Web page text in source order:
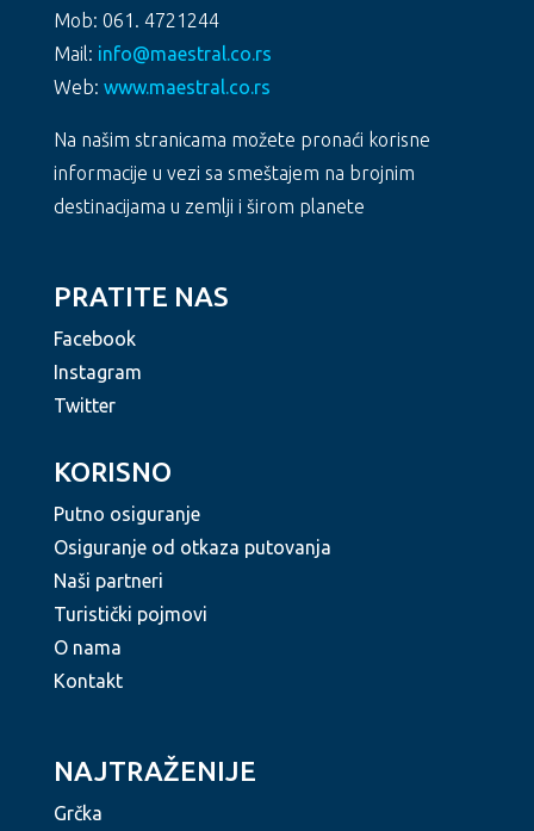
Mob: 061. 4721244
Mail: info@maestral.co.rs
Web: www.maestral.co.rs
Na našim stranicama možete pronaći korisne
informacije u vezi sa smeštajem na brojnim
destinacijama u zemlji i širom planete
PRATITE NAS
Facebook
Instagram
Twitter
KORISNO
Putno osiguranje
Osiguranje od otkaza putovanja
Naši partneri
Turistički pojmovi
O nama
Kontakt
NAJTRAŽENIJE
Grčka